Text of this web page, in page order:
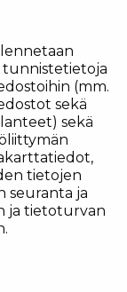
(mm.
sekä
sekä
tietojen
seuranta ja
ja tietoturvan